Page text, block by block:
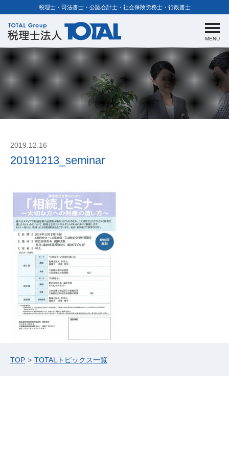
税理士・司法書士・公認会計士・社会保険労務士・行政書士
MENU
2019.12.16
20191213_seminar
TOP TOTALトピックス一覧